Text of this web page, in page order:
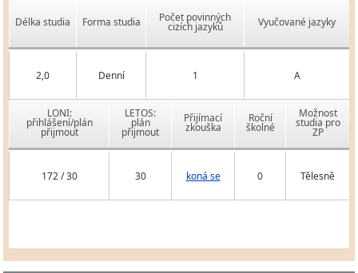
Délka studia Forma studia Počet povinných
cizích jazyků Vyučované jazyky
2,0 Denní 1 A
LONI:
přihlášení/plán
přijmout
LETOS:
plán
přijmout
Přijímací
zkouška
Roční
školné
Možnost
studia pro
ZP
172 / 30 30 koná se 0 Tělesně